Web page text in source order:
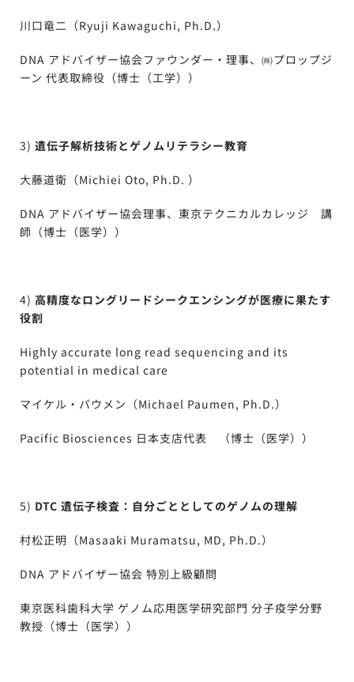
川口竜二（Ryuji Kawaguchi, Ph.D.）
DNA アドバイザー協会ファウンダー・理事、㈱プロップジ
ーン 代表取締役（博士（工学））
3) 遺伝子解析技術とゲノムリテラシー教育
大藤道衛（Michiei Oto, Ph.D. ）
DNA アドバイザー協会理事、東京テクニカルカレッジ 講
師（博士（医学））
4) 高精度なロングリードシークエンシングが医療に果たす
役割
Highly accurate long read sequencing and its
potential in medical care
マイケル・パウメン（Michael Paumen, Ph.D.）
Pacific Biosciences 日本支店代表 （博士（医学））
5) DTC 遺伝子検査：自分ごととしてのゲノムの理解
村松正明（Masaaki Muramatsu, MD, Ph.D.）
DNA アドバイザー協会 特別上級顧問
東京医科歯科大学 ゲノム応用医学研究部門 分子疫学分野
教授（博士（医学））